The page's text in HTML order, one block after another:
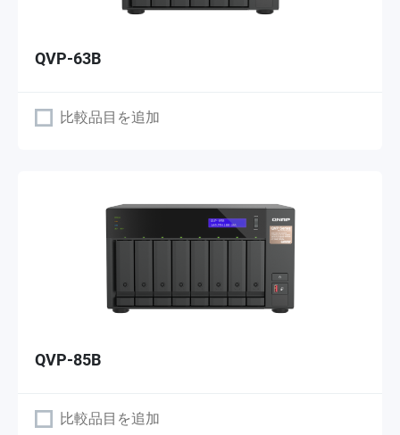
QVP-63B
比較品目を追加
QVP-85B
比較品目を追加